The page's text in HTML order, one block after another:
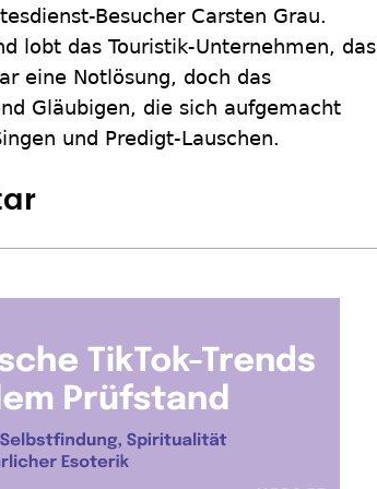
Besucher Carsten Grau.
lobt das Touristik-Unternehmen, das
eine Notlösung, doch das
Gläubigen, die sich aufgemacht
und Predigt-Lauschen.